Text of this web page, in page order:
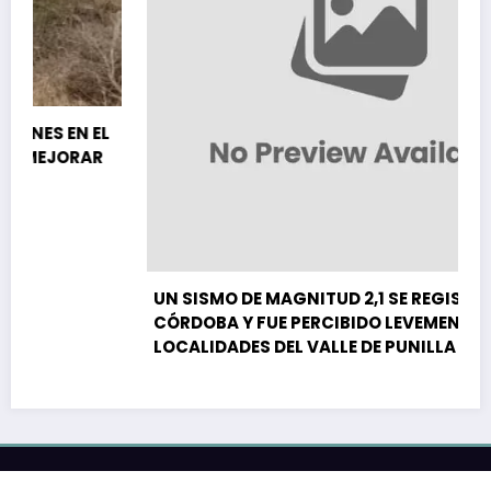
UN SISMO DE MAGNITUD 2,1 SE REGISTRÓ EN
CÓRDOBA Y FUE PERCIBIDO LEVEMENTE EN
LOCALIDADES DEL VALLE DE PUNILLA